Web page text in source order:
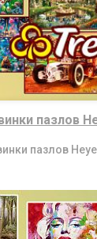
пазлов
пазлов